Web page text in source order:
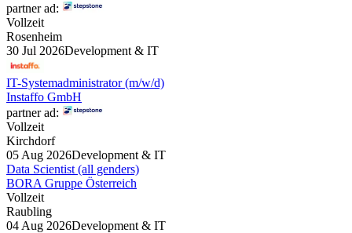
partner ad:
Vollzeit
Rosenheim
30 Jul 2026Development & IT
IT-Systemadministrator (m/w/d)
Instaffo GmbH
partner ad:
Vollzeit
Kirchdorf
05 Aug 2026Development & IT
Data Scientist (all genders)
BORA Gruppe Österreich
Vollzeit
Raubling
04 Aug 2026Development & IT